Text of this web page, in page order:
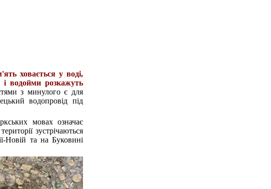
ховається у воді,
водойми розкажуть
з минулого є для
водопровід під
мовах означає
зустрічаються
Новій та на Буковині